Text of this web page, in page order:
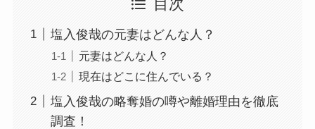
目次
塩入俊哉の元妻はどんな人？
元妻はどんな人？
現在はどこに住んでいる？
塩入俊哉の略奪婚の噂や離婚理由を徹底
調査！